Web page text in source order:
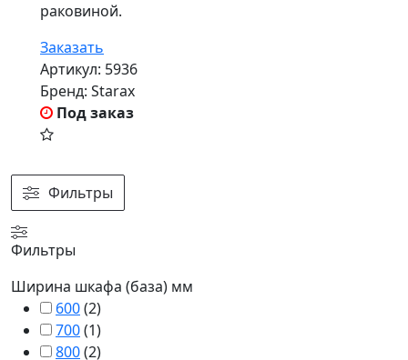
Фильтры
Фильтры
Ширина шкафа (база) мм
600(2)
700(1)
800(2)
раковиной.
Заказать
Артикул: 5936
Бренд: Starax
Под заказ